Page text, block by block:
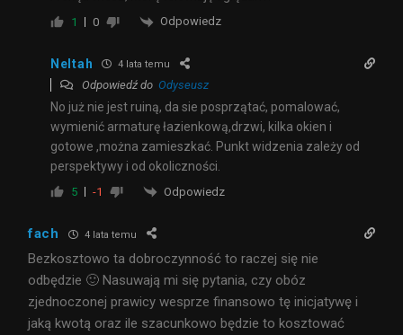
1 0 Odpowiedz
Neltah 4 lata temu
Odpowiedź do Odyseusz
No już nie jest ruiną, da sie posprzątać, pomalować,
wymienić armaturę łazienkową,drzwi, kilka okien i
gotowe ,można zamieszkać. Punkt widzenia zależy od
perspektywy i od okoliczności.
5 -1 Odpowiedz
fach 4 lata temu
Bezkosztowo ta dobroczynność to raczej się nie
odbędzie 🙂 Nasuwają mi się pytania, czy obóz
zjednoczonej prawicy wesprze finansowo tę inicjatywę i
jaką kwotą oraz ile szacunkowo będzie to kosztować